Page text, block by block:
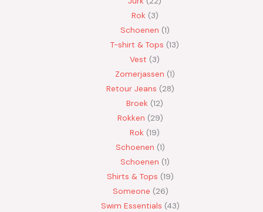
Rok 3
Schoenen 1
T-shirt & Tops 13
Vest
3
Zomerjassen 1
Retour Jeans
28
Broek 12
Rokken
29
Rok 19
Schoenen 1
Schoenen 1
Shirts & Tops 19
Someone 26
Swim Essentials 43